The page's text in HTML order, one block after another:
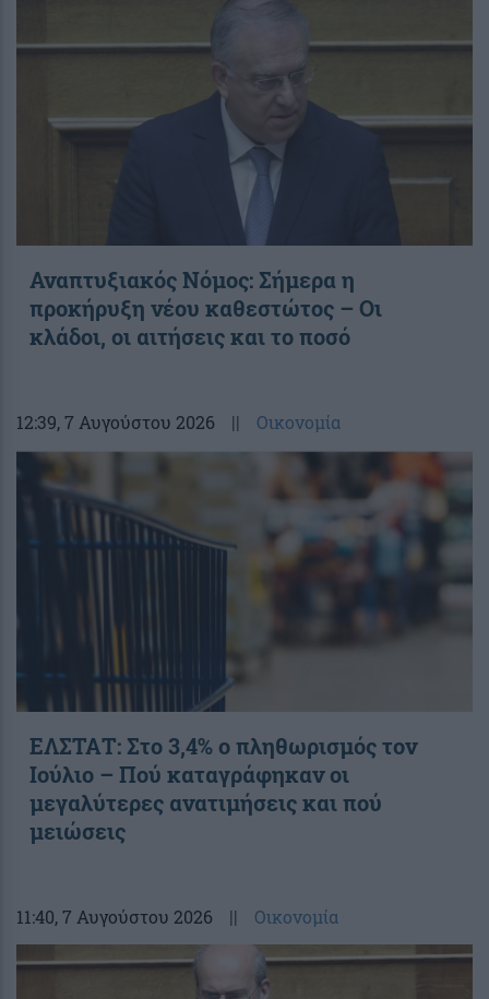
Αναπτυξιακός Νόμος: Σήμερα η
προκήρυξη νέου καθεστώτος – Οι
κλάδοι, οι αιτήσεις και το ποσό
12:39, 7 Αυγούστου 2026 || Οικονομία
ΕΛΣΤΑΤ: Στο 3,4% ο πληθωρισμός τον
Ιούλιο – Πού καταγράφηκαν οι
μεγαλύτερες ανατιμήσεις και πού
μειώσεις
11:40, 7 Αυγούστου 2026 || Οικονομία